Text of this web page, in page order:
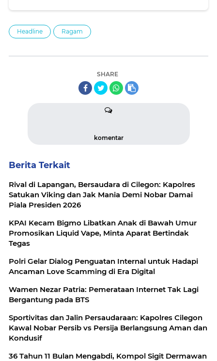
Headline Ragam
SHARE
komentar
Berita Terkait
Rival di Lapangan, Bersaudara di Cilegon: Kapolres
Satukan Viking dan Jak Mania Demi Nobar Damai
Piala Presiden 2026
KPAI Kecam Bigmo Libatkan Anak di Bawah Umur
Promosikan Liquid Vape, Minta Aparat Bertindak
Tegas
Polri Gelar Dialog Penguatan Internal untuk Hadapi
Ancaman Love Scamming di Era Digital
Wamen Nezar Patria: Pemerataan Internet Tak Lagi
Bergantung pada BTS
Sportivitas dan Jalin Persaudaraan: Kapolres Cilegon
Kawal Nobar Persib vs Persija Berlangsung Aman dan
Kondusif
36 Tahun 11 Bulan Mengabdi, Kompol Sigit Dermawan